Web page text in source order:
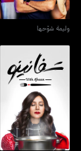
وليمة شوّحها
تفانينو